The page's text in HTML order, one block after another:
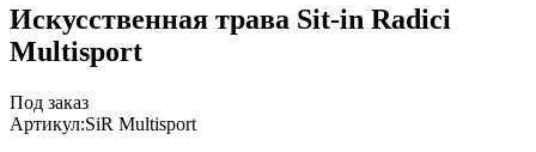
Искусственная трава Sit-in Radici
Multisport
Под заказ
Артикул:SiR Multisport